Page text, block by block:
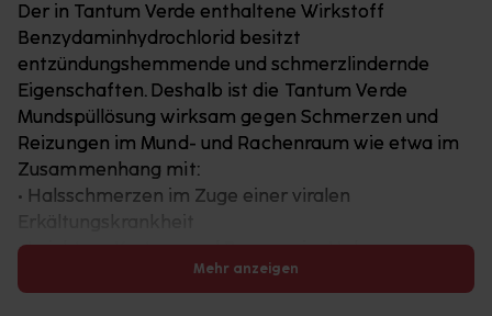
Der in Tantum Verde enthaltene Wirkstoff
Benzydaminhydrochlorid besitzt
entzündungshemmende und schmerzlindernde
Eigenschaften. Deshalb ist die Tantum Verde
Mundspüllösung wirksam gegen Schmerzen und
Reizungen im Mund- und Rachenraum wie etwa im
Zusammenhang mit:
• Halsschmerzen im Zuge einer viralen
• Leichtem Kratzen und Brennen im Hals
• Reizungen in der Mundhöhle durch heiße Speisen,
Mehr anzeigen